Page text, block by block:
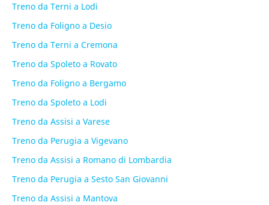
Treno da Terni a Lodi
Treno da Foligno a Desio
Treno da Terni a Cremona
Treno da Spoleto a Rovato
Treno da Foligno a Bergamo
Treno da Spoleto a Lodi
Treno da Assisi a Varese
Treno da Perugia a Vigevano
Treno da Assisi a Romano di Lombardia
Treno da Perugia a Sesto San Giovanni
Treno da Assisi a Mantova